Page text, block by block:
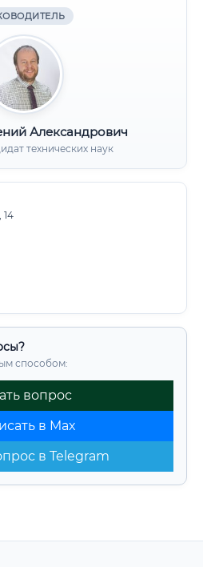
Александрович
технических наук
14
способом:
вопрос
в Max
в Telegram